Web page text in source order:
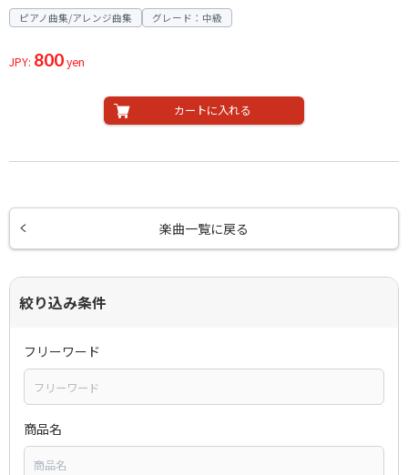
ピアノ曲集/アレンジ曲集 グレード：中級
JPY: 800yen
カートに入れる
楽曲一覧に戻る
絞り込み条件
フリーワード
商品名